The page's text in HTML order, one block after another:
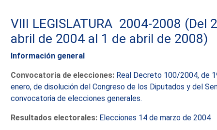
VIII LEGISLATURA 2004-2008 (Del
abril de 2004 al 1 de abril de 2008)
Información general
Convocatoria de elecciones: Real Decreto 100/2004, de
enero, de disolución del Congreso de los Diputados y del
convocatoria de elecciones generales.
Resultados electorales: Elecciones 14 de marzo de 2004